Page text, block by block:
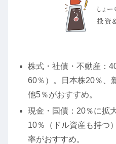
株式・社債・不動産：
60％）。日本株20％、
他5％がおすすめ。
現金・国債：20％に拡
10％（ドル資産も持つ
率がおすすめ。